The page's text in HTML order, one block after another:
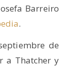
Barreiro
.
de
a Thatcher y